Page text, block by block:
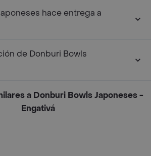
hace entrega a
de Donburi Bowls
a Donburi Bowls Japoneses -
Engativá